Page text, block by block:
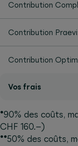
Contribution
Contribution
Contribution
Vos frais
•90% des coûts,
CHF 160.–)
••50% des coûts,